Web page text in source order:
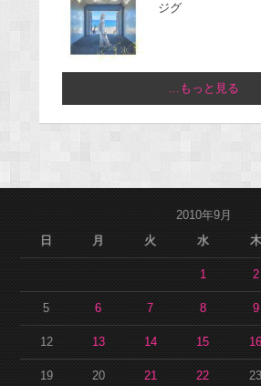
ジグ
...もっと見る
2010年9月
日
月 火 水 木
1 2
5 6 7 8 9
12 13 14 15 16
19 20 21 22 23